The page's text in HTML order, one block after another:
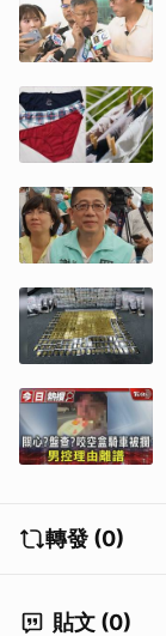
轉發 (0)
貼文 (0)